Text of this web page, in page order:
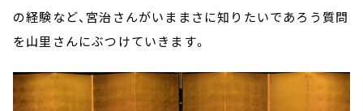
の経験など、宮治さんがいままさに知りたいであろう質問
を山里さんにぶつけていきます。